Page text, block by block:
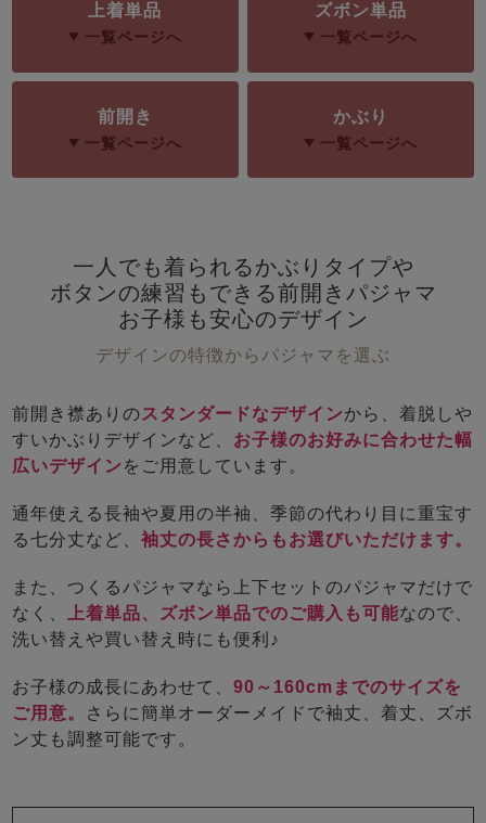
春 夏 秋 冬
売れ筋ランキング
- Item Ranking -
新着商品
- New Arrival -
すべての季節のパジャマ一覧はこちら
ズ
ガールズ長袖 ガールズ半袖 ワンピース
き
り
ボーイズ半袖
ボーイズ前開
単品
ン単品
単品
ズボ
ン単品
売れ筋ランキング
上着単品
一覧ページへ
ズボン単品
一覧ページへ
前開き
一覧ページへ
かぶり
一覧ページへ
一人でも着られるかぶりタイプや
ボタンの練習もできる前開きパジャマ
お子様も安心のデザイン
デザインの特徴からパジャマを選ぶ
前開き襟ありのスタンダードなデザインから、着脱しや
すいかぶりデザインなど、 お子様のお好みに合わせた幅
広いデザイン をご用意しています。
通年使える長袖や夏用の半袖、季節の代わり目に重宝す
る七分丈など、袖丈の長さからもお選びいただけます。
また、つくるパジャマなら上下セットのパジャマだけで
なく、
上着単品、ズボン単品でのご購入も可能なので、
洗い替えや買い替え時にも便利♪
お子様の成長にあわせて、90～160cmまでのサイズを
ご用意。
さらに簡単オーダーメイドで袖丈、着丈、ズボ
ン丈も調整可能です。